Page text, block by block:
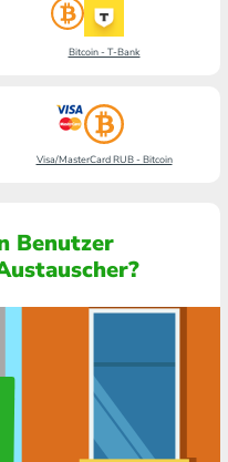
Bitcoin - T-Bank
Visa/MasterCard RUB - Bitcoin
Benutzer